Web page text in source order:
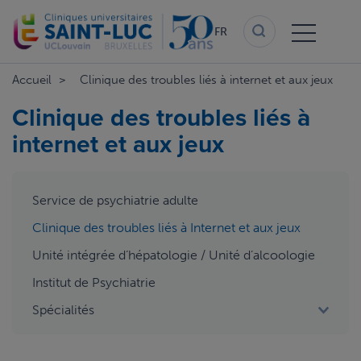
au
contenu
FR
Accueil Clinique des troubles liés à internet et aux jeux
Clinique des troubles liés à
internet et aux jeux
aside
Service de psychiatrie adulte
Clinique des troubles liés à Internet et aux jeux
Unité intégrée d’hépatologie / Unité d’alcoologie
Institut de Psychiatrie
Spécialités